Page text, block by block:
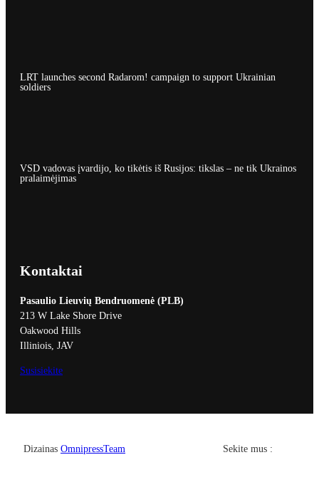
LRT launches second Radarom! campaign to support Ukrainian
soldiers
VSD vadovas įvardijo, ko tikėtis iš Rusijos: tikslas – ne tik Ukrainos
pralaimėjimas
Kontaktai
Pasaulio Lieuvių Bendruomenė (PLB)
213 W Lake Shore Drive
Oakwood Hills
Illiniois, JAV
Susisiekite
Dizainas OmnipressTeam Sekite mus :